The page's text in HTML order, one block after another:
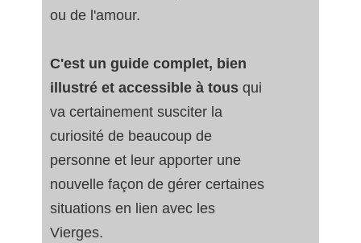
ou de l'amour.
C'est un guide complet, bien
illustré et accessible à tous qui
va certainement susciter la
curiosité de beaucoup de
personne et leur apporter une
nouvelle façon de gérer certaines
situations en lien avec les
Vierges.